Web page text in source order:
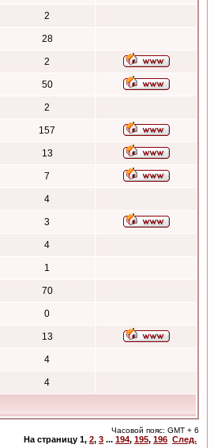
2
28
2
50
2
157
13
7
4
3
4
1
70
0
13
4
4
Часовой пояс: GMT + 6
На страницу 1, 2, 3 ... 194, 195, 196 След.